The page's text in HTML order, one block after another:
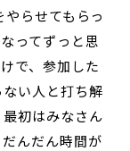
らせてもらっ
ってずっと思
で、参加した
い人と打ち解
初はみなさん
んだん時間が